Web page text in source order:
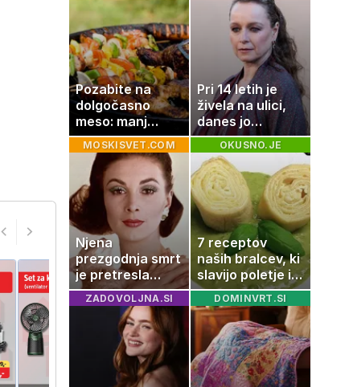
Pozabite na
dolgočasno
meso: manj
maščobe, več
svežine
Pri 14 letih je
živela na ulici,
danes jo
občuduje ves
svet
MOSKISVET.COM
Njena
prezgodnja smrt
je pretresla
modni svet: za
slavo se je
skrivala
tragedija
OKUSNO.JE
7 receptov
naših bralcev, ki
slavijo poletje in
tradicijo
ZADOVOLJNA.SI DOMINVRT.SI